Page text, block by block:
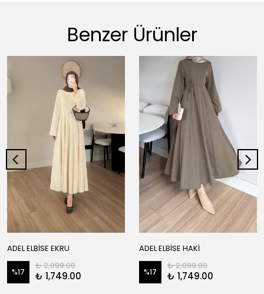
Benzer Ürünler
ADEL ELBİSE EKRU
%17
₺ 2,099.00
₺ 1,749.00
ADEL ELBİSE HAKİ
%17
₺ 2,099.00
₺ 1,749.00